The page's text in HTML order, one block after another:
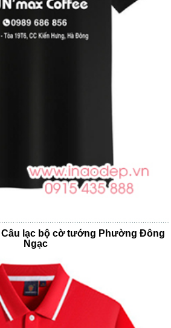
Câu lạc bộ cờ tướng Phường Đông
Ngạc